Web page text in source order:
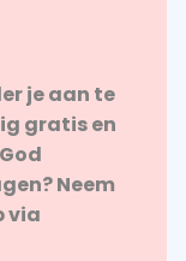
je aan te
gratis en
Neem
via